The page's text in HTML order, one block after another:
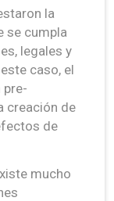
la
se cumpla
legales y
caso, el
creación de
de
mucho